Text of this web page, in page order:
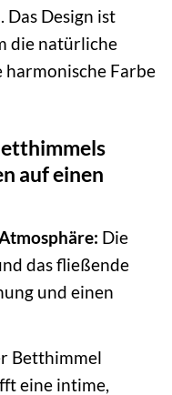
Das Design ist
die natürliche
harmonische Farbe
auf einen
Die
das fließende
und einen
Betthimmel
eine intime,